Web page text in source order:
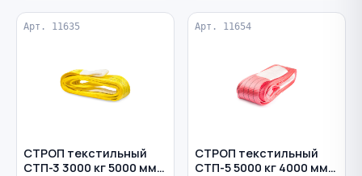
Арт. 11635
СТРОП текстильный
СТП-3 3000 кг 5000 мм
Арт. 11654
СТРОП текстильный
СТП-5 5000 кг 4000 мм